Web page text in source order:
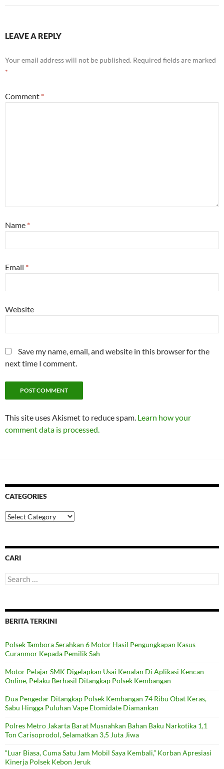
LEAVE A REPLY
Your email address will not be published. Required fields are marked
*
Comment *
Name *
Email *
Website
Save my name, email, and website in this browser for the
next time I comment.
This site uses Akismet to reduce spam. Learn how your
comment data is processed.
CATEGORIES
Categories
CARI
Search
for:
BERITA TERKINI
Polsek Tambora Serahkan 6 Motor Hasil Pengungkapan Kasus
Curanmor Kepada Pemilik Sah
Motor Pelajar SMK Digelapkan Usai Kenalan Di Aplikasi Kencan
Online, Pelaku Berhasil Ditangkap Polsek Kembangan
Dua Pengedar Ditangkap Polsek Kembangan 74 Ribu Obat Keras,
Sabu Hingga Puluhan Vape Etomidate Diamankan
Polres Metro Jakarta Barat Musnahkan Bahan Baku Narkotika 1,1
Ton Carisoprodol, Selamatkan 3,5 Juta Jiwa
“Luar Biasa, Cuma Satu Jam Mobil Saya Kembali,” Korban Apresiasi
Kinerja Polsek Kebon Jeruk